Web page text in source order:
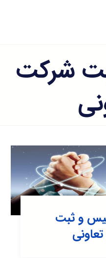
شرکت
و ثبت